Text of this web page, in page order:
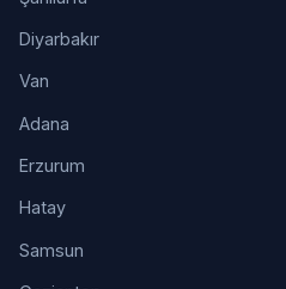
Diyarbakır
Van
Adana
Erzurum
Hatay
Samsun